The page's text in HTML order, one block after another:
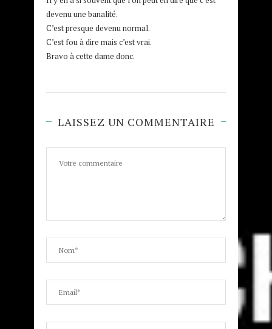
devenu une banalité.
C’est presque devenu normal.
C’est fou à dire mais c’est vrai.
Bravo à cette dame donc.
LAISSEZ UN COMMENTAIRE